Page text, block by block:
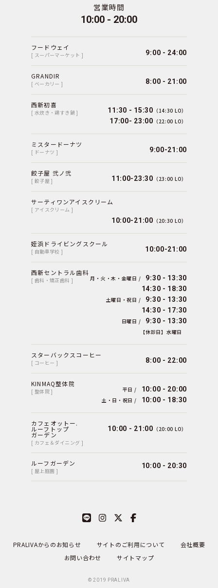
営業時間
10:00 - 20:00
フードウェイ
[ スーパーマーケット ] 9:00 - 24:00
GRANDIR
[ ベーカリー ] 8:00 - 21:00
西新初喜
[ 水炊き・鶏すき鍋 ] 11:30 - 15:30 （14:30 LO）
17:00- 23:00 （22:00 LO）
ミスタードーナツ
[ ドーナツ ] 9:00-21:00
餃子屋 弐ノ弐
[ 餃子屋 ] 11:00-23:30 （23:00 LO）
サーティワンアイスクリーム
[ アイスクリーム ]
10:00-21:00 （20:30 LO）
姪浜ドライビングスクール
[ 自動車学校 ] 10:00-21:00
西新セントラル歯科
[ 歯科・矯正歯科 ] 月・火・木・金曜日 /
9:30 - 13:30
14:30 - 18:30
土曜日・祝日 /
9:30 - 13:30
14:30 - 17:30
日曜日 / 9:30 - 13:30
【休診日】水曜日
スターバックスコーヒー
[ コーヒー ] 8:00 - 22:00
KINMAQ整体院
[ 整体院 ] 平日 / 10:00 - 20:00
土・日・祝日 / 10:00 - 18:30
カフェオットー.
ルーフトップ
ガーデン
[ カフェ＆ダイニング ]
10:00 - 21:00 （20:00 LO）
ルーフガーデン
[ 屋上庭園 ]
10:00 - 20:30
PRALIVAからのお知らせ サイトのご利用について
会社概要
お問い合わせ
サイトマップ
© 2019 PRALIVA